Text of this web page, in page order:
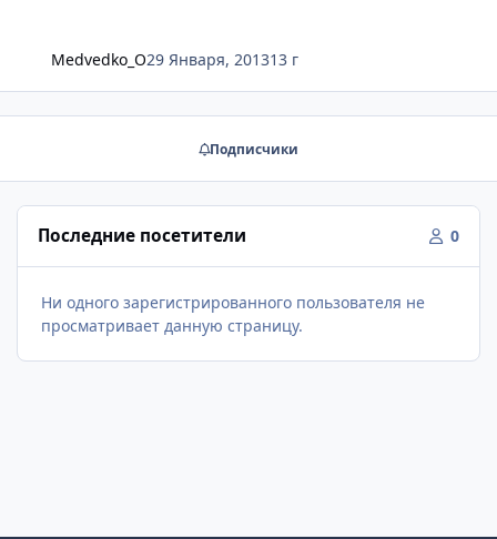
Medvedko_O29 Января, 201313 г
Подписчики
Последние посетители 0
Ни одного зарегистрированного пользователя не
просматривает данную страницу.